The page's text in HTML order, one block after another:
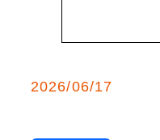
2026/06/17